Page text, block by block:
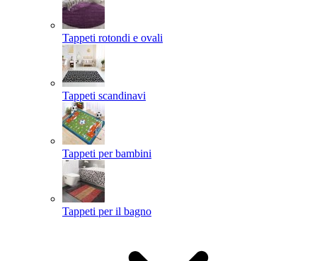
Tappeti rotondi e ovali
Tappeti scandinavi
Tappeti per bambini
Tappeti per il bagno